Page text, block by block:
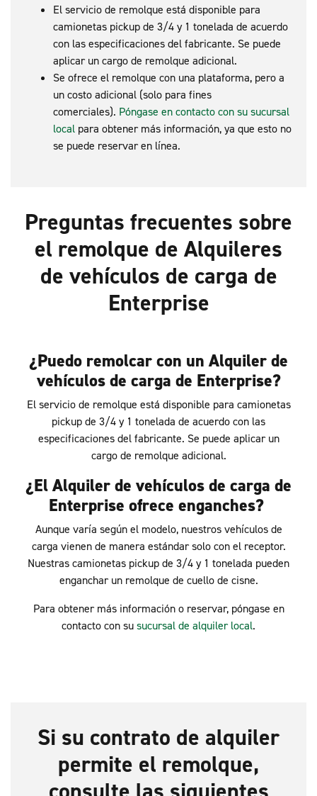
El servicio de remolque está disponible para
camionetas pickup de 3/4 y 1 tonelada de acuerdo
con las especificaciones del fabricante. Se puede
aplicar un cargo de remolque adicional.
Se ofrece el remolque con una plataforma, pero a
un costo adicional (solo para fines
comerciales). Póngase en contacto con su sucursal
local para obtener más información, ya que esto no
se puede reservar en línea.
Preguntas frecuentes sobre
el remolque de Alquileres
de vehículos de carga de
Enterprise
¿Puedo remolcar con un Alquiler de
vehículos de carga de Enterprise?
El servicio de remolque está disponible para camionetas
pickup de 3/4 y 1 tonelada de acuerdo con las
especificaciones del fabricante. Se puede aplicar un
cargo de remolque adicional.
¿El Alquiler de vehículos de carga de
Enterprise ofrece enganches?
Aunque varía según el modelo, nuestros vehículos de
carga vienen de manera estándar solo con el receptor.
Nuestras camionetas pickup de 3/4 y 1 tonelada pueden
enganchar un remolque de cuello de cisne.
Para obtener más información o reservar, póngase en
contacto con susucursal de alquiler local.
Si su contrato de alquiler
permite el remolque,